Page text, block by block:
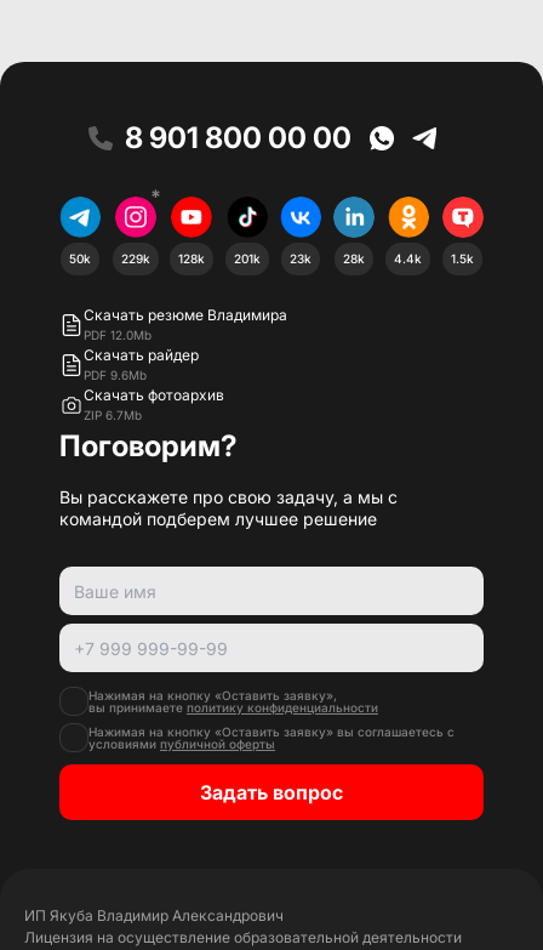
8 901 800 00 00
50k
*
229k 128k 201k 23k 28k 4.4k 1.5k
Скачать резюме Владимира
PDF 12.0Mb
Скачать райдер
PDF 9.6Mb
Скачать фотоархив
ZIP 6.7Mb
Поговорим?
Вы расскажете про свою задачу, а мы с
командой подберем лучшее решение
Нажимая на кнопку «Оставить заявку»,
вы принимаете политику конфиденциальности
Нажимая на кнопку «Оставить заявку» вы соглашаетесь с
условиями публичной оферты
Задать вопрос
ИП Якуба Владимир Александрович
Лицензия на осуществление образовательной деятельности